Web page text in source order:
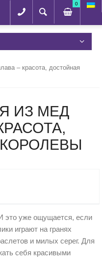
0
– красота, достойная
ИЗ МЕД
это уже ощущается, если
играют на гранях
и милых серег. Для
себя красивыми